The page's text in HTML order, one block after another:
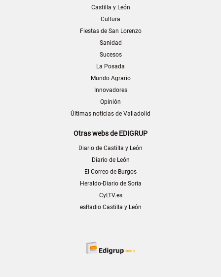
Castilla y León
Cultura
Fiestas de San Lorenzo
Sanidad
Sucesos
La Posada
Mundo Agrario
Innovadores
Opinión
Últimas noticias de Valladolid
Otras webs de EDIGRUP
Diario de Castilla y León
Diario de León
El Correo de Burgos
Heraldo-Diario de Soria
CyLTV.es
esRadio Castilla y León